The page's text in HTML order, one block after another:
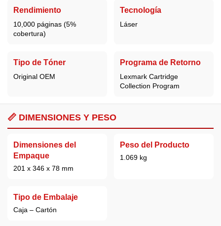
Rendimiento
10,000 páginas (5%
cobertura)
Tecnología
Láser
Tipo de Tóner
Original OEM
Programa de Retorno
Lexmark Cartridge
Collection Program
📏 DIMENSIONES Y PESO
Dimensiones del
Empaque
201 x 346 x 78 mm
Peso del Producto
1.069 kg
Tipo de Embalaje
Caja – Cartón